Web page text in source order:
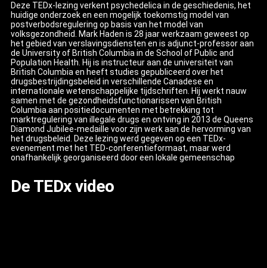
Deze TEDx-lezing verkent psychedelica in de geschiedenis, het
huidige onderzoek en een mogelijk toekomstig model van
postverbodsregulering op basis van het model van
volksgezondheid. Mark Haden is 28 jaar werkzaam geweest op
het gebied van verslavingsdiensten en is adjunct-professor aan
de University of British Columbia in de School of Public and
Population Health. Hij is instructeur aan de universiteit van
British Columbia en heeft studies gepubliceerd over het
drugsbestrijdingsbeleid in verschillende Canadese en
internationale wetenschappelijke tijdschriften. Hij werkt nauw
samen met de gezondheidsfunctionarissen van British
Columbia aan positiedocumenten met betrekking tot
marktregulering van illegale drugs en ontving in 2013 de Queens
Diamond Jubilee-medaille voor zijn werk aan de hervorming van
het drugsbeleid. Deze lezing werd gegeven op een TEDx-
evenement met het TED-conferentieformaat, maar werd
onafhankelijk georganiseerd door een lokale gemeenschap
De TEDx video